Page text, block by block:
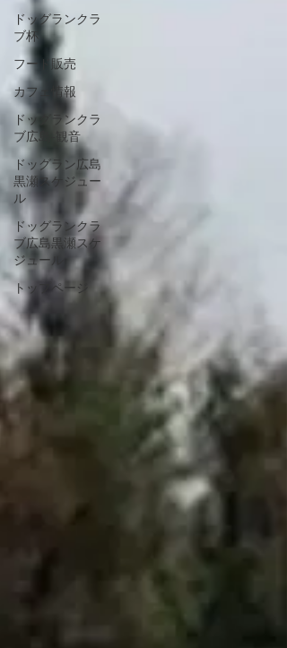
ドッグランクラ
ブ杯
フード販売
カフェ情報
ドッグランクラ
ブ広島‐観音
ドッグラン広島
黒瀬スケジュー
ル
ドッグランクラ
ブ広島黒瀬スケ
ジュール
トップページ